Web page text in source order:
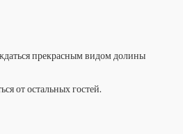
прекрасным видом долины
от остальных гостей.